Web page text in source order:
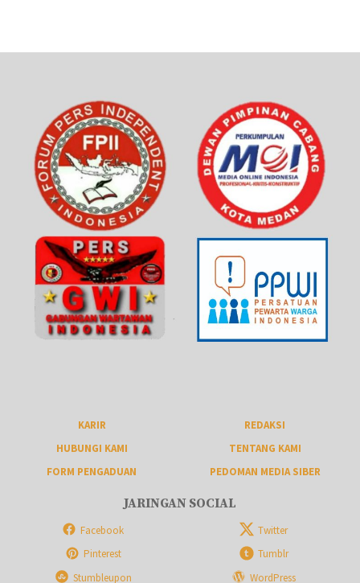
KARIR
REDAKSI
HUBUNGI KAMI
TENTANG KAMI
FORM PENGADUAN
PEDOMAN MEDIA SIBER
JARINGAN SOCIAL
Facebook
Twitter
Pinterest
Tumblr
Stumbleupon
WordPress